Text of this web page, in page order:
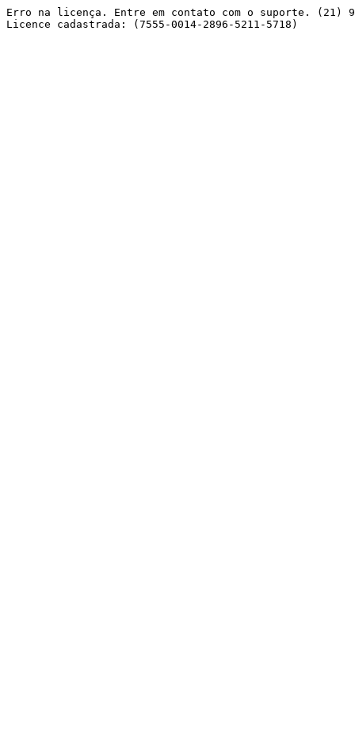
Erro na licença. Entre em contato com o suporte. (21)
Licence cadastrada: (7555-0014-2896-5211-5718)